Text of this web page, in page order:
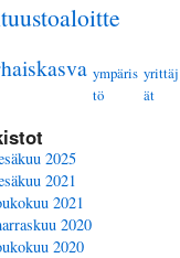
ympäris
tö
yrittäj
ät
2025
2021
2021
2020
2020